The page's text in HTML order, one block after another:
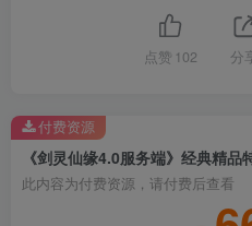
点赞 102 分
此内容为付费资源，请付费后查看
付费资源